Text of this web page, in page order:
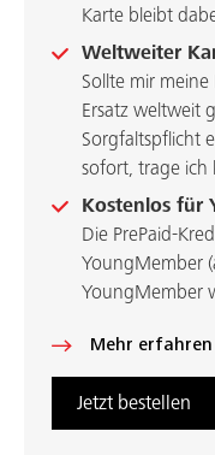
Karte bleibt
Weltweiter
Sollte mir
Ersatz weltweit
Sorgfaltspflicht
sofort, trage ich
Kostenlos für
Die PrePaid-
YoungMember
YoungMember
Mehr erfahren
Jetzt bestellen